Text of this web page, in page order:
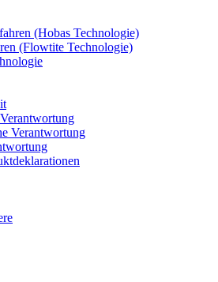
(Hobas Technologie)
(Flowtite Technologie)
Verantwortung